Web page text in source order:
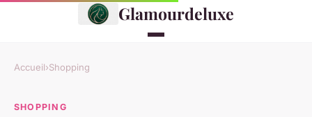
Glamourdeluxe
Accueil›Shopping
SHOPPING